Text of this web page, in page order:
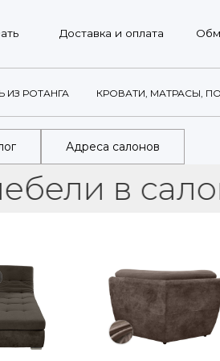
и оплата Обмен и возврат
ИЗ РОТАНГА КРОВАТИ, МАТРАСЫ,
Адреса салонов
в салонах